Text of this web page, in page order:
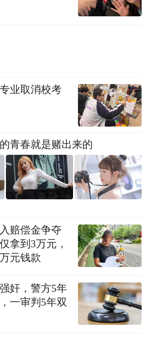
业取消校考
青春就是赌出来的
赔偿金争夺
拿到3万元，
元钱款
奸，警方5年
一审判5年双